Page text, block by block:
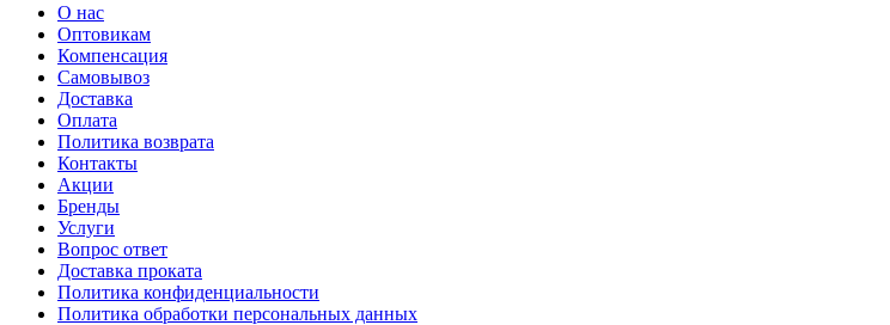
О нас
Оптовикам
Компенсация
Самовывоз
Доставка
Оплата
Политика возврата
Контакты
Акции
Бренды
Услуги
Вопрос ответ
Доставка проката
Политика конфиденциальности
Политика обработки персональных данных